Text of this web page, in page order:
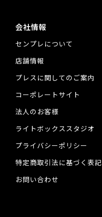
会社情報
センプレについて
店舗情報
プレスに関してのご案内
コーポレートサイト
法人のお客様
ライトボックススタジオ
プライバシーポリシー
特定商取引法に基づく表記
お問い合わせ